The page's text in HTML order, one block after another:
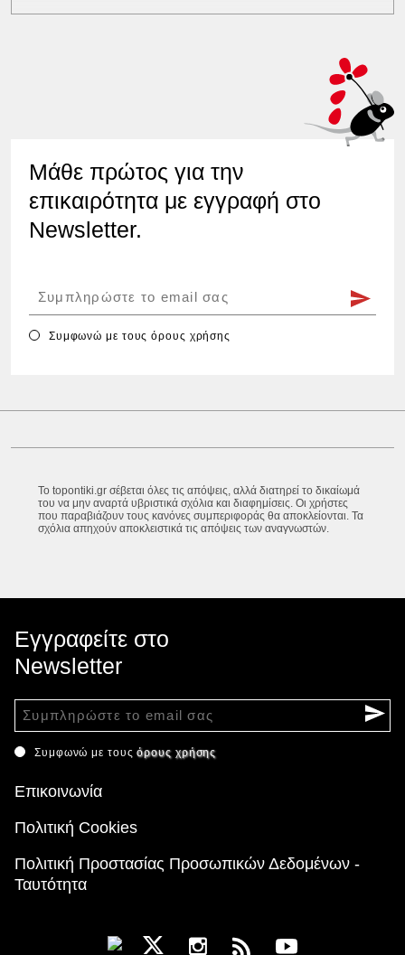
Μάθε πρώτος για την
επικαιρότητα με εγγραφή στο
Newsletter.
Συμφωνώ με τουςόρους χρήσης
Το topontiki.gr σέβεται όλες τις απόψεις, αλλά διατηρεί το δικαίωμά
του να μην αναρτά υβριστικά σχόλια και διαφημίσεις. Οι χρήστες
που παραβιάζουν τους κανόνες συμπεριφοράς θα αποκλείονται. Τα
σχόλια απηχούν αποκλειστικά τις απόψεις των αναγνωστών.
Εγγραφείτε στο
Newsletter
Συμφωνώ με τουςόρους χρήσης
Επικοινωνία
Πολιτική Cookies
Πολιτική Προστασίας Προσωπικών Δεδομένων -
Ταυτότητα